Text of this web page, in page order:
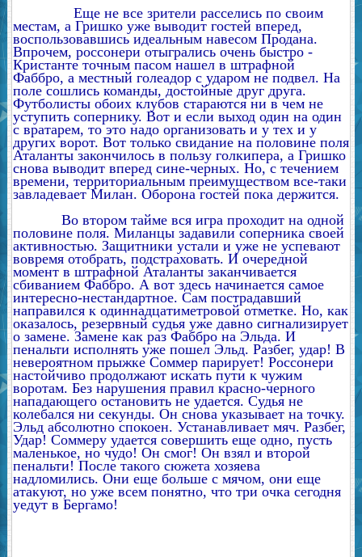
Еще не все зрители расселись по своим
местам, а Гришко уже выводит гостей вперед,
воспользовавшись идеальным навесом Продана.
Впрочем, россонери отыгрались очень быстро -
Кристанте точным пасом нашел в штрафной
Фаббро, а местный голеадор с ударом не подвел. На
поле сошлись команды, достойные друг друга.
Футболисты обоих клубов стараются ни в чем не
уступить сопернику. Вот и если выход один на один
с вратарем, то это надо организовать и у тех и у
других ворот. Вот только свидание на половине поля
Аталанты закончилось в пользу голкипера, а Гришко
снова выводит вперед сине-черных. Но, с течением
времени, территориальным преимуществом все-таки
завладевает Милан. Оборона гостей пока держится.
Во втором тайме вся игра проходит на одной
половине поля. Миланцы задавили соперника своей
активностью. Защитники устали и уже не успевают
вовремя отобрать, подстраховать. И очередной
момент в штрафной Аталанты заканчивается
сбиванием Фаббро. А вот здесь начинается самое
интересно-нестандартное. Сам пострадавший
направился к одиннадцатиметровой отметке. Но, как
оказалось, резервный судья уже давно сигнализирует
о замене. Замене как раз Фаббро на Эльда. И
пенальти исполнять уже пошел Эльд. Разбег, удар! В
невероятном прыжке Соммер парирует! Россонери
настойчиво продолжают искать пути к чужим
воротам. Без нарушения правил красно-черного
нападающего остановить не удается. Судья не
колебался ни секунды. Он снова указывает на точку.
Эльд абсолютно спокоен. Устанавливает мяч. Разбег,
Удар! Соммеру удается совершить еще одно, пусть
маленькое, но чудо! Он смог! Он взял и второй
пенальти! После такого сюжета хозяева
надломились. Они еще больше с мячом, они еще
атакуют, но уже всем понятно, что три очка сегодня
уедут в Бергамо!